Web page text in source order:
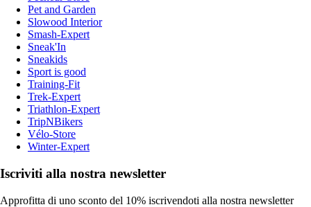
Pet and Garden
Slowood Interior
Smash-Expert
Sneak'In
Sneakids
Sport is good
Training-Fit
Trek-Expert
Triathlon-Expert
TripNBikers
Vélo-Store
Winter-Expert
Iscriviti alla nostra newsletter
Approfitta di uno sconto del 10% iscrivendoti alla nostra newsletter